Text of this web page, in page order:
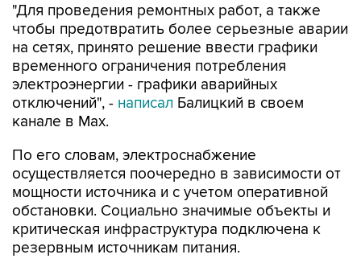
"Для проведения ремонтных работ, а также
чтобы предотвратить более серьезные аварии
на сетях, принято решение ввести графики
временного ограничения потребления
электроэнергии - графики аварийных
отключений", - написал Балицкий в своем
канале в Max.
По его словам, электроснабжение
осуществляется поочередно в зависимости от
мощности источника и с учетом оперативной
обстановки. Социально значимые объекты и
критическая инфраструктура подключена к
резервным источникам питания.